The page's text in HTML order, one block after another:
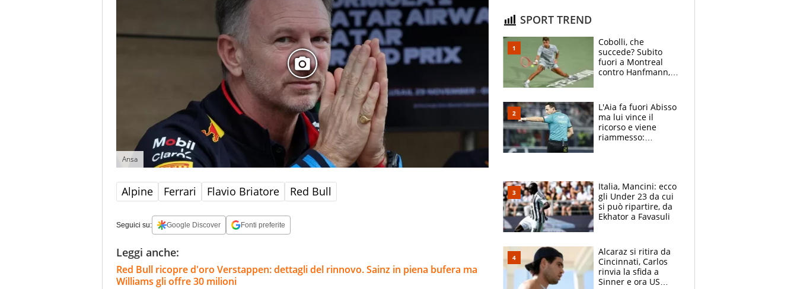
Ansa
Alpine Ferrari Flavio Briatore Red Bull
Seguici su: Google Discover Fonti preferite
Leggi anche:
Red Bull ricopre d'oro Verstappen: dettagli del rinnovo. Sainz in piena bufera ma
Williams gli offre 30 milioni
SPORT TREND
Cobolli, che
succede? Subito
fuori a Montreal
contro Hanfmann,
L'Aia fa fuori Abisso
ma lui vince il
ricorso e viene
riammesso:
Italia, Mancini: ecco
gli Under 23 da cui
si può ripartire, da
Ekhator a Favasuli
Alcaraz si ritira da
Cincinnati, Carlos
rinvia la sfida a
Sinner e ora US